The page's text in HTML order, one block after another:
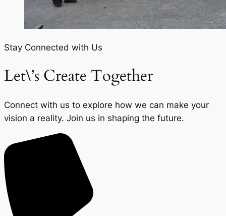
Stay Connected with Us
Let\’s Create Together
Connect with us to explore how we can make your
vision a reality. Join us in shaping the future.